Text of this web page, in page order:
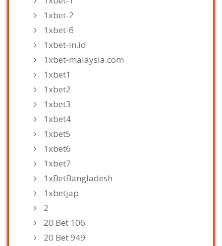
1xbet-2
1xbet-6
1xbet-in.id
1xbet-malaysia.com
1xbet1
1xbet2
1xbet3
1xbet4
1xbet5
1xbet6
1xbet7
1xBetBangladesh
1xbetjap
2
20 Bet 106
20 Bet 949